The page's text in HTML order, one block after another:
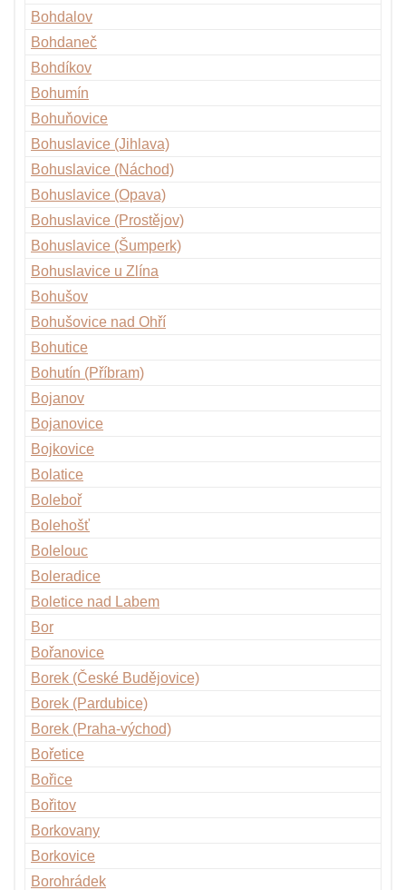
Bohdalov
Bohdaneč
Bohdíkov
Bohumín
Bohuňovice
Bohuslavice (Jihlava)
Bohuslavice (Náchod)
Bohuslavice (Opava)
Bohuslavice (Prostějov)
Bohuslavice (Šumperk)
Bohuslavice u Zlína
Bohušov
Bohušovice nad Ohří
Bohutice
Bohutín (Příbram)
Bojanov
Bojanovice
Bojkovice
Bolatice
Boleboř
Bolehošť
Bolelouc
Boleradice
Boletice nad Labem
Bor
Bořanovice
Borek (České Budějovice)
Borek (Pardubice)
Borek (Praha-východ)
Bořetice
Bořice
Bořitov
Borkovany
Borkovice
Borohrádek